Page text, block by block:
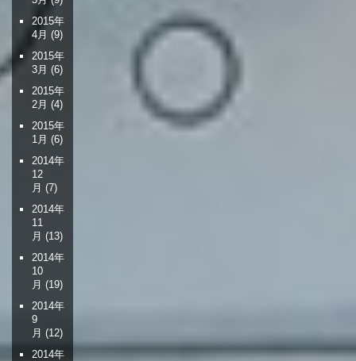
2015年
4月 (9)
2015年
3月 (6)
2015年
2月 (4)
2015年
1月 (6)
2014年
12
月 (7)
2014年
11
月 (13)
2014年
10
月 (19)
2014年
9
月 (12)
2014年